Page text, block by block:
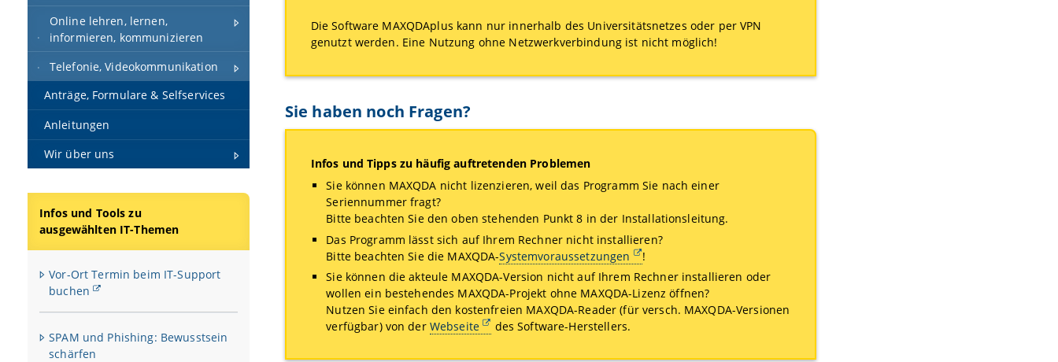
Online lehren, lernen,
informieren, kommunizieren
Telefonie, Videokommunikation
Anträge, Formulare & Selfservices
Anleitungen
Wir über uns
Infos und Tools zu
ausgewählten IT-Themen
Vor-Ort Termin beim IT-Support
buchen
SPAM und Phishing: Bewusstsein
schärfen
Die Software MAXQDAplus kann nur innerhalb des Universitätsnetzes oder per VPN
genutzt werden. Eine Nutzung ohne Netzwerkverbindung ist nicht möglich!
Sie haben noch Fragen?
Infos und Tipps zu häufig auftretenden Problemen
Sie können MAXQDA nicht lizenzieren, weil das Programm Sie nach einer
Seriennummer fragt?
Bitte beachten Sie den oben stehenden Punkt 8 in der Installationsleitung.
Das Programm lässt sich auf Ihrem Rechner nicht installieren?
Bitte beachten Sie die MAXQDA-Systemvoraussetzungen
!
Sie können die akteule MAXQDA-Version nicht auf Ihrem Rechner installieren oder
wollen ein bestehendes MAXQDA-Projekt ohne MAXQDA-Lizenz öffnen?
Nutzen Sie einfach den kostenfreien MAXQDA-Reader (für versch. MAXQDA-Versionen
verfügbar) von der Webseite des Software-Herstellers.